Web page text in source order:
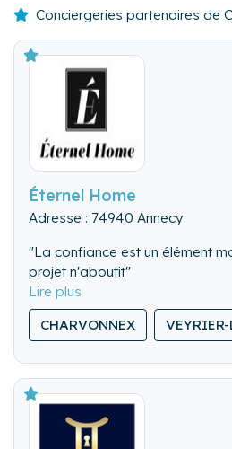
Conciergeries partenaires de
Éternel Home
Adresse : 74940 Annecy
"La confiance est un élément
projet n'aboutit"
Nous plaçons la relation
préoccupations c’est pourquoi
services est personnalisé.
CHARVONNEX